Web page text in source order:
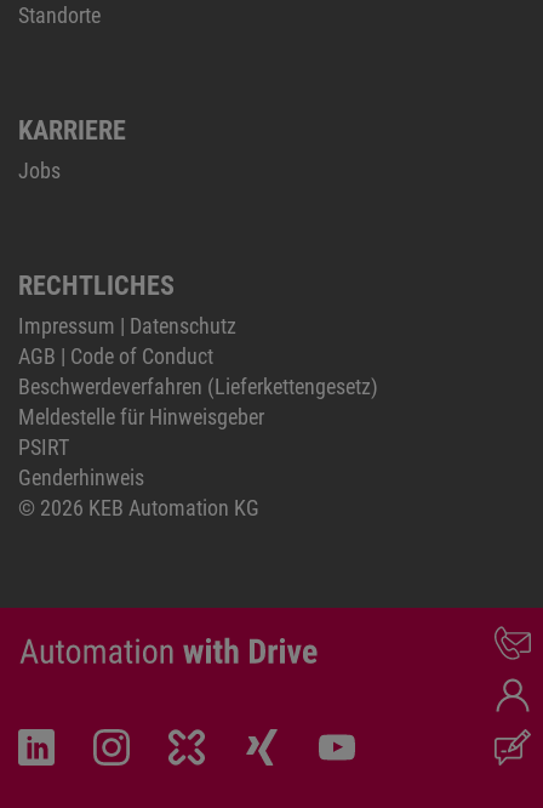
Standorte
KARRIERE
Jobs
RECHTLICHES
Impressum | Datenschutz
AGB | Code of Conduct
Beschwerdeverfahren (Lieferkettengesetz)
Meldestelle für Hinweisgeber
PSIRT
Genderhinweis
© 2026 KEB Automation KG